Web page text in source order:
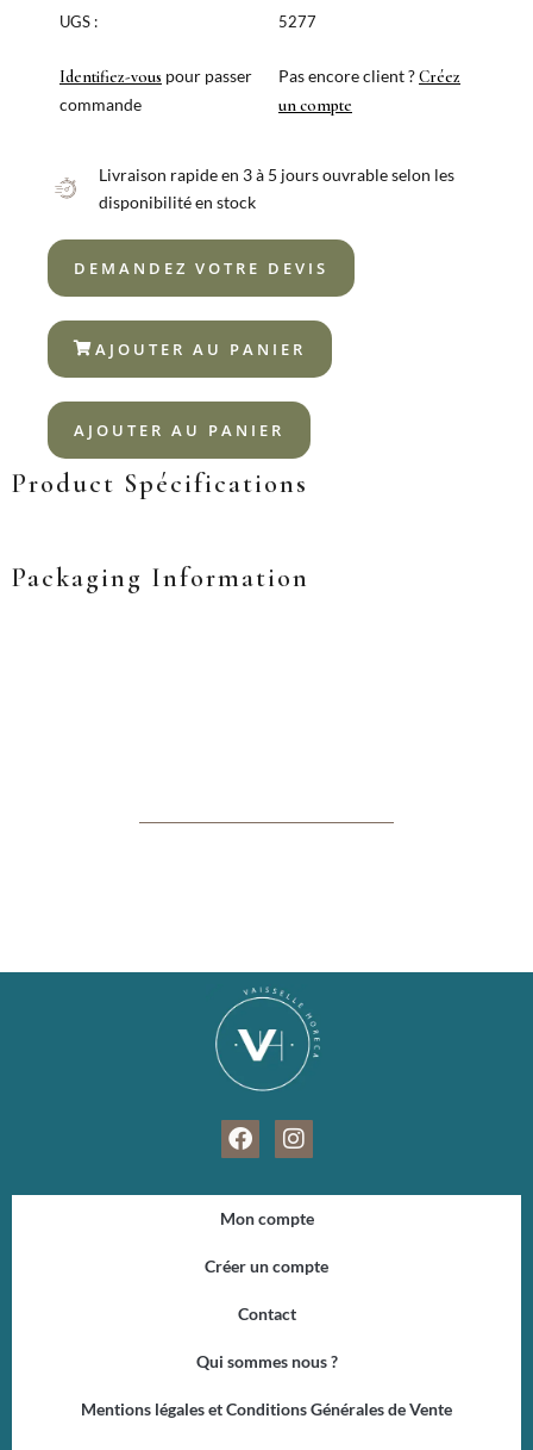
COUTEAU
CÔTELETTE
UGS :
Identifiez-vous pour passer
commande
5277
Pas encore client ?Créez
un compte
Livraison rapide en 3 à 5 jours ouvrable selon les
disponibilité en stock
DEMANDEZ VOTRE DEVIS
AJOUTER AU PANIER
AJOUTER AU PANIER
Product Spécifications
Packaging Information
F
a
e
b
o
I
n
t
a
r
m
Mon compte
Créer un compte
Contact
Qui sommes nous ?
Mentions légales et Conditions Générales de Vente